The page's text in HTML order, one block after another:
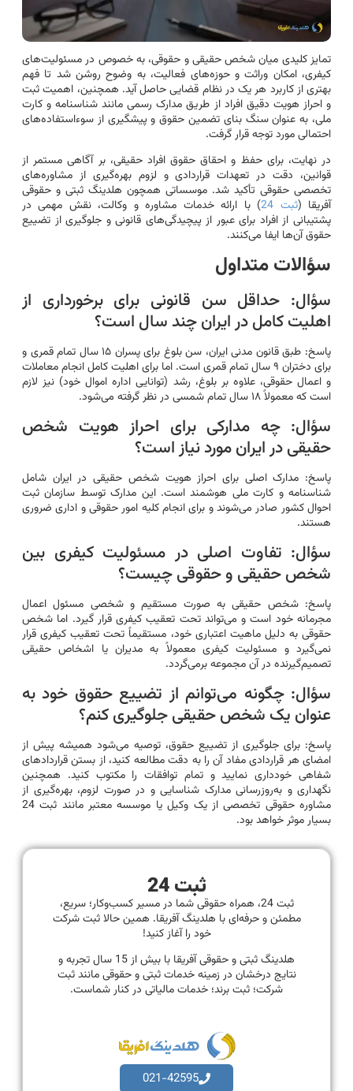
تمایز کلیدی میان شخص حقیقی و حقوقی، به خصوص در مسئولیت‌های
کیفری، امکان وراثت و حوزه‌های فعالیت، به وضوح روشن شد تا فهم
بهتری از کاربرد هر یک در نظام قضایی حاصل آید. همچنین، اهمیت ثبت
و احراز هویت دقیق افراد از طریق مدارک رسمی مانند شناسنامه و کارت
ملی، به عنوان سنگ بنای تضمین حقوق و پیشگیری از سوءاستفاده‌های
احتمالی مورد توجه قرار گرفت.
در نهایت، برای حفظ و احقاق حقوق افراد حقیقی، بر آگاهی مستمر از
قوانین، دقت در تعهدات قراردادی و لزوم بهره‌گیری از مشاوره‌های
تخصصی حقوقی تأکید شد. موسساتی همچون هلدینگ ثبتی و حقوقی
آفریقا (ثبت 24
) با ارائه خدمات مشاوره و وکالت، نقش مهمی در
پشتیبانی از افراد برای عبور از پیچیدگی‌های قانونی و جلوگیری از تضییع
حقوق آن‌ها ایفا می‌کنند.
سؤالات متداول
سؤال: حداقل سن قانونی برای برخورداری از
اهلیت کامل در ایران چند سال است؟
پاسخ: طبق قانون مدنی ایران، سن بلوغ برای پسران ۱۵ سال تمام قمری و
برای دختران ۹ سال تمام قمری است. اما برای اهلیت کامل انجام معاملات
و اعمال حقوقی، علاوه بر بلوغ، رشد (توانایی اداره اموال خود) نیز لازم
است که معمولاً ۱۸ سال تمام شمسی در نظر گرفته می‌شود.
سؤال: چه مدارکی برای احراز هویت شخص
حقیقی در ایران مورد نیاز است؟
پاسخ: مدارک اصلی برای احراز هویت شخص حقیقی در ایران شامل
شناسنامه و کارت ملی هوشمند است. این مدارک توسط سازمان ثبت
احوال کشور صادر می‌شوند و برای انجام کلیه امور حقوقی و اداری ضروری
هستند.
سؤال: تفاوت اصلی در مسئولیت کیفری بین
شخص حقیقی و حقوقی چیست؟
پاسخ: شخص حقیقی به صورت مستقیم و شخصی مسئول اعمال
مجرمانه خود است و می‌تواند تحت تعقیب کیفری قرار گیرد. اما شخص
حقوقی به دلیل ماهیت اعتباری خود، مستقیماً تحت تعقیب کیفری قرار
نمی‌گیرد و مسئولیت کیفری معمولاً به مدیران یا اشخاص حقیقی
تصمیم‌گیرنده در آن مجموعه برمی‌گردد.
سؤال: چگونه می‌توانم از تضییع حقوق خود به
عنوان یک شخص حقیقی جلوگیری کنم؟
پاسخ: برای جلوگیری از تضییع حقوق، توصیه می‌شود همیشه پیش از
امضای هر قراردادی مفاد آن را به دقت مطالعه کنید، از بستن قراردادهای
شفاهی خودداری نمایید و تمام توافقات را مکتوب کنید. همچنین
نگهداری و به‌روزرسانی مدارک شناسایی و در صورت لزوم، بهره‌گیری از
مشاوره حقوقی تخصصی از یک وکیل یا موسسه معتبر مانند ثبت 24
بسیار موثر خواهد بود.
ثبت 24
ثبت 24، همراه حقوقی شما در مسیر کسب‌وکار؛ سریع،
مطمئن و حرفه‌ای با هلدینگ آفریقا. همین حالا ثبت شرکت
خود را آغاز کنید!
هلدینگ ثبتی و حقوقی آفریقا با بیش از 15 سال تجربه و
نتایج درخشان در زمینه خدمات ثبتی و حقوقی مانند ثبت
شرکت؛ ثبت برند؛ خدمات مالیاتی در کنار شماست.
021-42595